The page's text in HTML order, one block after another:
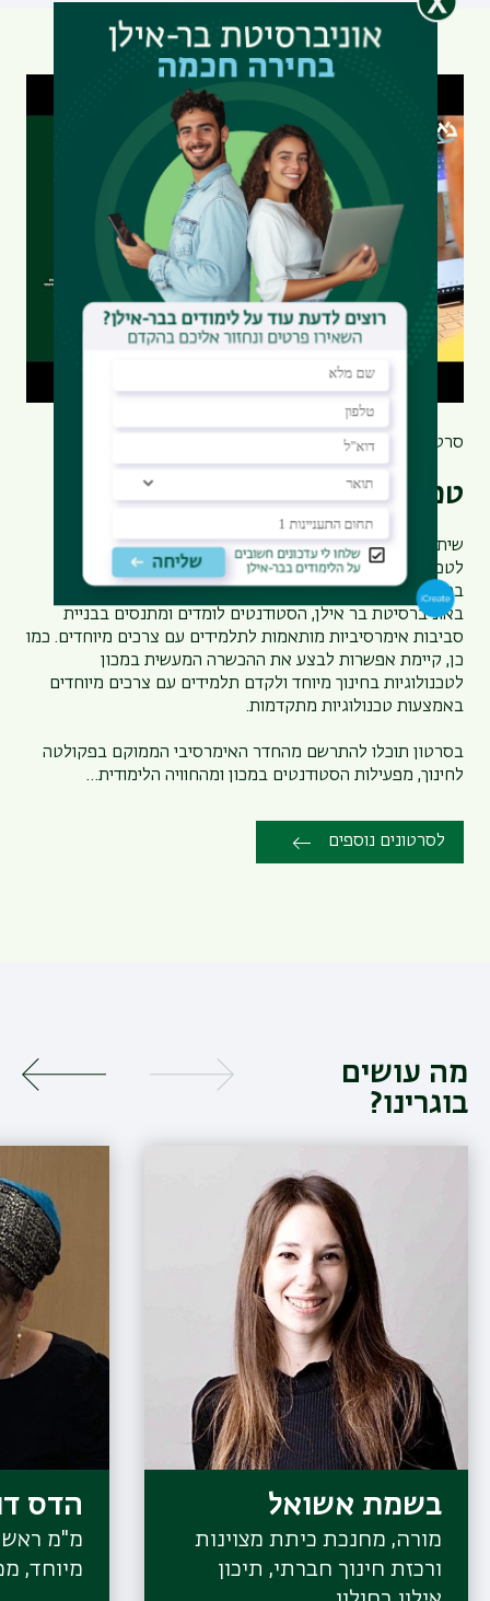
סרטונים
טכנופדגוגיה מותאמת במיטבה
שיתוף פעולה של התוכנית לחינוך מיוחד בבר אילן והמכון
לטכנולוגיות בחינוך המיוחד.
במסגרת הלימודים לתואר ראשון בתוכנית לחינוך מיוחד
באוניברסיטת בר אילן, הסטודנטים לומדים ומתנסים בבניית
סביבות אימרסיביות מותאמות לתלמידים עם צרכים מיוחדים. כמו
כן, קיימת אפשרות לבצע את ההכשרה המעשית במכון
לטכנולוגיות בחינוך מיוחד ולקדם תלמידים עם צרכים מיוחדים
באמצעות טכנולוגיות מתקדמות.
בסרטון תוכלו להתרשם מהחדר האימרסיבי הממוקם בפקולטה
לחינוך, מפעילות הסטודנטים במכון ומהחוויה הלימודית…
לסרטונים נוספים
מה עושים
בוגרינו?
בשמת אשואל
מורה, מחנכת כיתת מצוינות
ורכזת חינוך חברתי, תיכון
הדס
מ"מ
מיוחד,